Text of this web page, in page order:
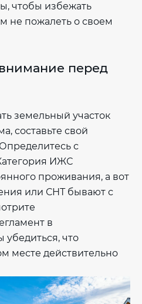
чтобы избежать
не пожалеть о своем
перед
земельный участок
составьте свой
с
ИЖС
проживания, а вот
или СНТ бывают с
в
убедиться, что
месте действительно